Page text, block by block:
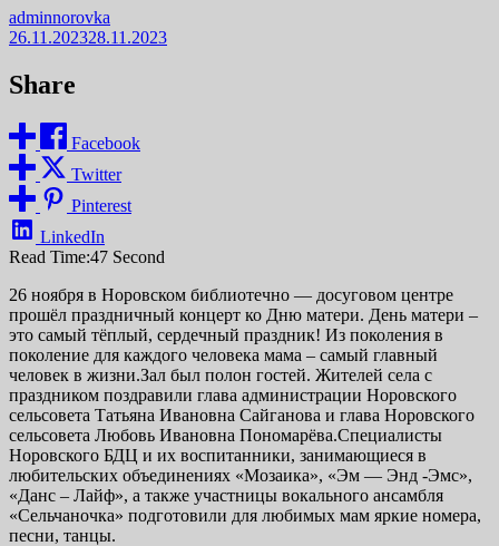
adminnorovka
26.11.202328.11.2023
Share
Facebook
Twitter
Pinterest
LinkedIn
Read Time:47 Second
26 ноября в Норовском библиотечно — досуговом центре
прошёл праздничный концерт ко Дню матери. День матери –
это самый тёплый, сердечный праздник! Из поколения в
поколение для каждого человека мама – самый главный
человек в жизни.Зал был полон гостей. Жителей села с
праздником поздравили глава администрации Норовского
сельсовета Татьяна Ивановна Сайганова и глава Норовского
сельсовета Любовь Ивановна Пономарёва.Специалисты
Норовского БДЦ и их воспитанники, занимающиеся в
любительских объединениях «Мозаика», «Эм — Энд -Эмс»,
«Данс – Лайф», а также участницы вокального ансамбля
«Сельчаночка» подготовили для любимых мам яркие номера,
песни, танцы.